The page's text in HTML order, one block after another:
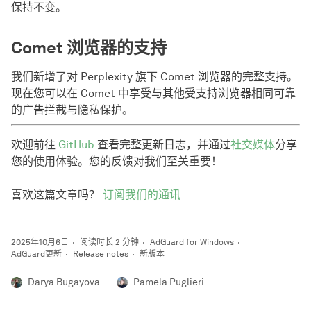
保持不变。
Comet 浏览器的支持
我们新增了对 Perplexity 旗下 Comet 浏览器的完整支持。
现在您可以在 Comet 中享受与其他受支持浏览器相同可靠
的广告拦截与隐私保护。
欢迎前往 GitHub 查看完整更新日志，并通过社交媒体分享
您的使用体验。您的反馈对我们至关重要！
喜欢这篇文章吗？ 订阅我们的通讯
2025年10月6日 阅读时长 2 分钟
AdGuard for Windows
AdGuard更新
Release notes 新版本
Darya Bugayova Pamela Puglieri